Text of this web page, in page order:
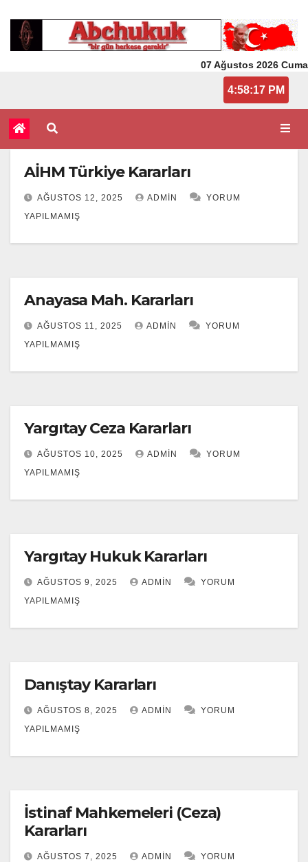
07 Ağustos 2026 Cuma
4:58:17 PM
AİHM Türkiye Kararları
AĞUSTOS 12, 2025 ADMIN
YORUM
YAPILMAMIŞ
Anayasa Mah. Kararları
AĞUSTOS 11, 2025 ADMIN
YORUM
YAPILMAMIŞ
Yargıtay Ceza Kararları
AĞUSTOS 10, 2025 ADMIN
YORUM
YAPILMAMIŞ
Yargıtay Hukuk Kararları
AĞUSTOS 9, 2025 ADMIN
YORUM
YAPILMAMIŞ
Danıştay Kararları
AĞUSTOS 8, 2025 ADMIN
YORUM
YAPILMAMIŞ
İstinaf Mahkemeleri (Ceza)
Kararları
AĞUSTOS 7, 2025 ADMIN
YORUM